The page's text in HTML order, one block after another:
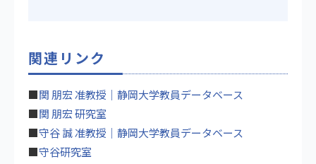
関連リンク
■関 朋宏 准教授｜静岡大学教員データベース
■関 朋宏 研究室
■守谷 誠 准教授｜静岡大学教員データベース
■守谷研究室